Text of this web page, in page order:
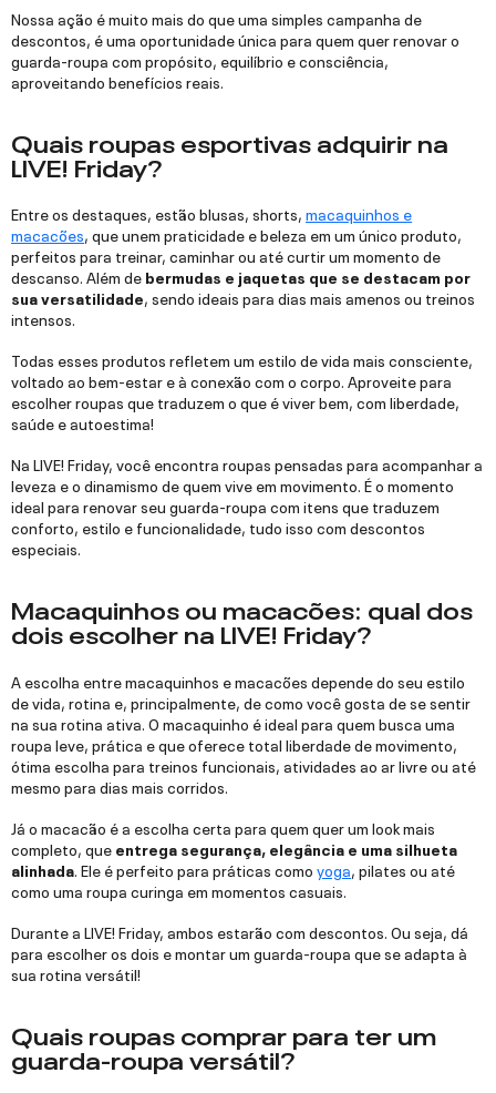
Nossa ação é muito mais do que uma simples campanha de
descontos, é uma oportunidade única para quem quer renovar o
guarda-roupa com propósito, equilíbrio e consciência,
aproveitando benefícios reais.
Quais roupas esportivas adquirir na
LIVE! Friday?
Entre os destaques, estão blusas, shorts, macaquinhos e
macacões, que unem praticidade e beleza em um único produto,
perfeitos para treinar, caminhar ou até curtir um momento de
descanso. Além de bermudas e jaquetas que se destacam por
sua versatilidade, sendo ideais para dias mais amenos ou treinos
intensos.
Todas esses produtos refletem um estilo de vida mais consciente,
voltado ao bem-estar e à conexão com o corpo. Aproveite para
escolher roupas que traduzem o que é viver bem, com liberdade,
saúde e autoestima!
Na LIVE! Friday, você encontra roupas pensadas para acompanhar a
leveza e o dinamismo de quem vive em movimento. É o momento
ideal para renovar seu guarda-roupa com itens que traduzem
conforto, estilo e funcionalidade, tudo isso com descontos
especiais.
Macaquinhos ou macacões: qual dos
dois escolher na LIVE! Friday?
A escolha entre macaquinhos e macacões depende do seu estilo
de vida, rotina e, principalmente, de como você gosta de se sentir
na sua rotina ativa. O macaquinho é ideal para quem busca uma
roupa leve, prática e que oferece total liberdade de movimento,
ótima escolha para treinos funcionais, atividades ao ar livre ou até
mesmo para dias mais corridos.
Já o macacão é a escolha certa para quem quer um look mais
completo, que entrega segurança, elegância e uma silhueta
alinhada . Ele é perfeito para práticas como yoga, pilates ou até
como uma roupa curinga em momentos casuais.
Durante a LIVE! Friday, ambos estarão com descontos. Ou seja, dá
para escolher os dois e montar um guarda-roupa que se adapta à
sua rotina versátil!
Quais roupas comprar para ter um
guarda-roupa versátil?